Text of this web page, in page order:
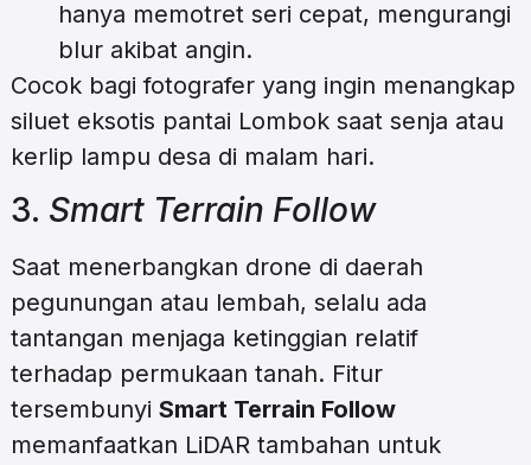
hanya memotret seri cepat, mengurangi
blur akibat angin.
Cocok bagi fotografer yang ingin menangkap
siluet eksotis pantai Lombok saat senja atau
kerlip lampu desa di malam hari.
3. Smart Terrain Follow
Saat menerbangkan drone di daerah
pegunungan atau lembah, selalu ada
tantangan menjaga ketinggian relatif
terhadap permukaan tanah. Fitur
tersembunyi Smart Terrain Follow
memanfaatkan LiDAR tambahan untuk